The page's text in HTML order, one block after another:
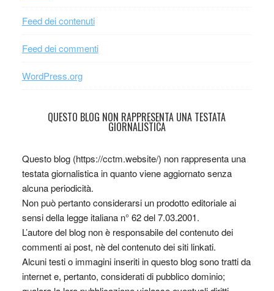
Feed dei contenuti
Feed dei commenti
WordPress.org
QUESTO BLOG NON RAPPRESENTA UNA TESTATA
GIORNALISTICA
Questo blog (https://cctm.website/) non rappresenta una
testata giornalistica in quanto viene aggiornato senza
alcuna periodicità.
Non può pertanto considerarsi un prodotto editoriale ai
sensi della legge italiana n° 62 del 7.03.2001.
L’autore del blog non è responsabile del contenuto dei
commenti ai post, nè del contenuto dei siti linkati.
Alcuni testi o immagini inseriti in questo blog sono tratti da
internet e, pertanto, considerati di pubblico dominio;